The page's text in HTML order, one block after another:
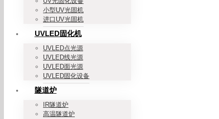
小型UV光固机
进口UV光固机
UVLED固化机
UVLED点光源
UVLED线光源
UVLED面光源
UVLED固化设备
隧道炉
IR隧道炉
高温隧道炉